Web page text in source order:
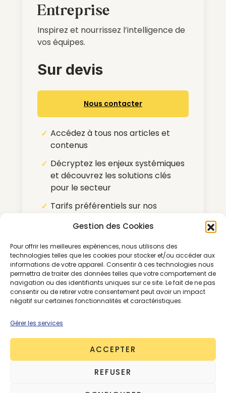
Gestion des Cookies
Pour offrir les meilleures expériences, nous utilisons des
technologies telles que les cookies pour stocker et/ou accéder aux
informations de votre appareil. Consentir à ces technologies nous
permettra de traiter des données telles que votre comportement de
navigation ou des identifiants uniques sur ce site. Le fait de ne pas
consentir ou de retirer votre consentement peut avoir un impact
négatif sur certaines fonctionnalités et caractéristiques.
Gérer les services
ACCEPTER
REFUSER
Entreprise
Inspirez et nourrissez l’intelligence de
vos équipes.
Sur devis
Nous contacter
Accédez à tous nos articles et
contenus
Décryptez les enjeux systémiques
et découvrez les solutions clés
pour le secteur
Tarifs préférentiels sur nos
morning@thegoodgoods.fr
*Abonnement renouvelable par tacite
reconduction